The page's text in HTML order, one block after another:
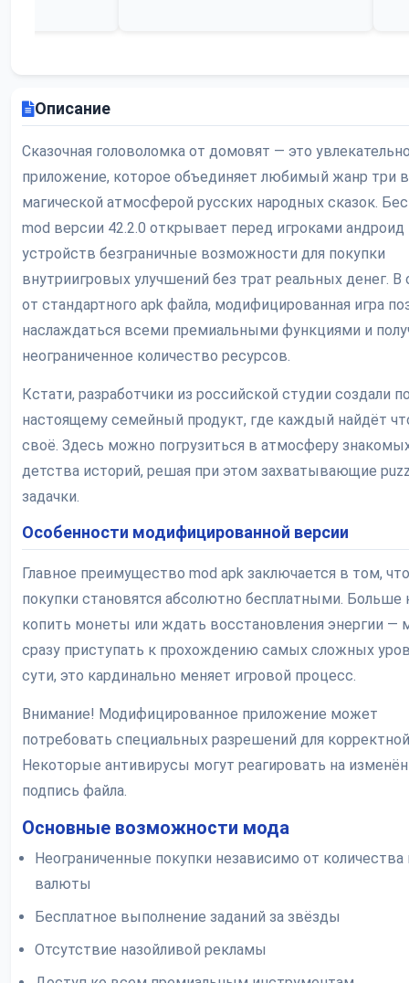
Описание
Сказочная головоломка от домовят — это
приложение, которое объединяет любимый жанр три
магической атмосферой русских народных сказок.
mod версии 42.2.0 открывает перед игроками андроид
устройств безграничные возможности для покупки
внутриигровых улучшений без трат реальных денег. В
от стандартного apk файла, модифицированная игра
наслаждаться всеми премиальными функциями и
неограниченное количество ресурсов.
Кстати, разработчики из российской студии создали
настоящему семейный продукт, где каждый найдёт
своё. Здесь можно погрузиться в атмосферу
детства историй, решая при этом захватывающие
задачки.
Особенности модифицированной версии
Главное преимущество mod apk заключается в том,
покупки становятся абсолютно бесплатными. Больше
копить монеты или ждать восстановления энергии —
сразу приступать к прохождению самых сложных
сути, это кардинально меняет игровой процесс.
Внимание! Модифицированное приложение может
потребовать специальных разрешений для
Некоторые антивирусы могут реагировать на
подпись файла.
Основные возможности мода
Неограниченные покупки независимо от количества
валюты
Бесплатное выполнение заданий за звёзды
Отсутствие назойливой рекламы